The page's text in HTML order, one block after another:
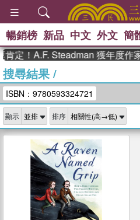
、
獎 臺
登輝時代
偉大
暢銷榜 新品 中文 外文 簡
定！A.F. Steadman 獲年度作
搜尋結果/
ISBN：9780593324721
顯示 排序